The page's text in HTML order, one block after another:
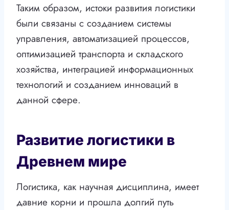
Таким образом, истоки развития логистики
были связаны с созданием системы
управления, автоматизацией процессов,
оптимизацией транспорта и складского
хозяйства, интеграцией информационных
технологий и созданием инноваций в
данной сфере.
Развитие логистики в
Древнем мире
Логистика, как научная дисциплина, имеет
давние корни и прошла долгий путь